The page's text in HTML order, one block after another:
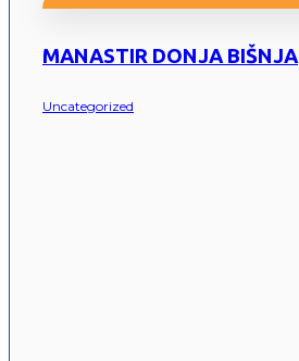
MANASTIR DONJA BIŠNJA
Uncategorized